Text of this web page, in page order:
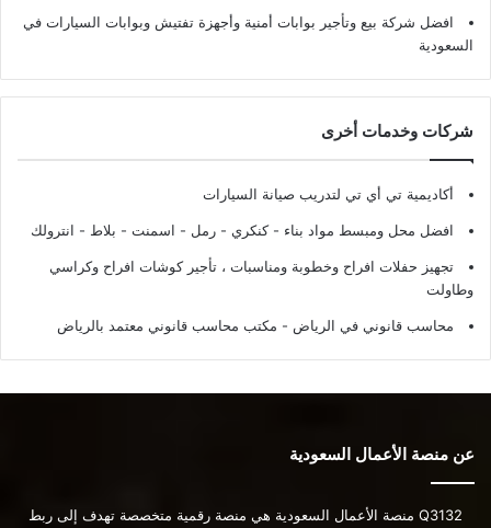
افضل شركة بيع وتأجير بوابات أمنية وأجهزة تفتيش وبوابات السيارات في
السعودية
شركات وخدمات أخرى
أكاديمية تي أي تي لتدريب صيانة السيارات
افضل محل ومبسط مواد بناء - كنكري - رمل - اسمنت - بلاط - انترولك
تجهيز حفلات افراح وخطوبة ومناسبات ، تأجير كوشات افراح وكراسي
وطاولت
محاسب قانوني في الرياض - مكتب محاسب قانوني معتمد بالرياض
عن منصة الأعمال السعودية
Q3132 منصة الأعمال السعودية هي منصة رقمية متخصصة تهدف إلى ربط